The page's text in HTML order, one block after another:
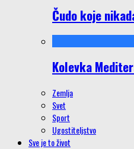
Čudo koje
Kolevka
Zemlja
Svet
Sport
Ugostiteljstvo
Sve je to život